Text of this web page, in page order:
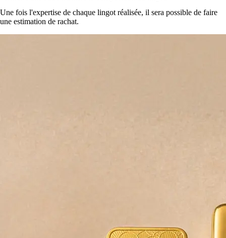
Une fois l'expertise de chaque lingot réalisée, il sera possible de faire
une estimation de rachat.